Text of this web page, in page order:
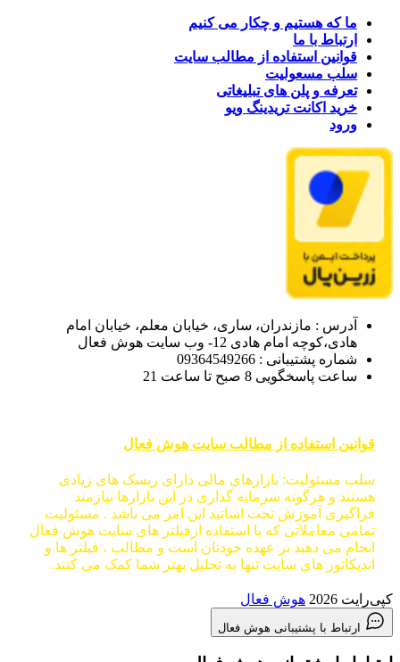
ما که هستیم و چکار می کنیم
ارتباط با ما
قوانین استفاده از مطالب سایت
سلب مسعولیت
تعرفه و پلن های تبلیغاتی
خرید اکانت تریدینگ ویو
ورود
آدرس : مازندران، ساری، خیابان معلم، خیابان امام
هادی،کوچه امام هادی 12- وب سایت هوش فعال
شماره پشتیبانی : 09364549266
ساعت پاسخگویی 8 صبح تا ساعت 21
قوانین استفاده از مطالب سایت هوش فعال
سلب مسئولیت: بازارهای مالی دارای ریسک های زیادی
هستند و هرگونه سرمایه گذاری در این بازارها نیازمند
فراگیری آموزش تحت اساتید این امر می باشد . مسئولیت
تمامی معاملاتی که با استفاده ازفیلتر های سایت هوش فعال
انجام می دهید بر عهده خودتان است و مطالب ، فیلتر ها و
اندیکاتور های سایت تنها به تحلیل بهتر شما کمک می کنند.
کپی‌رایت 2026 هوش فعال
ارتباط با پشتیبانی هوش فعال